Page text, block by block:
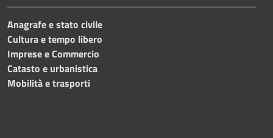
Anagrafe e stato civile
Cultura e tempo libero
Imprese e Commercio
Catasto e urbanistica
Mobilità e trasporti